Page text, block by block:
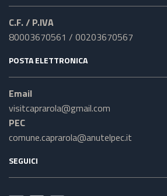
C.F. / P.IVA
80003670561 / 00203670567
POSTA ELETTRONICA
Email
visitcaprarola@gmail.com
PEC
comune.caprarola@anutelpec.it
SEGUICI